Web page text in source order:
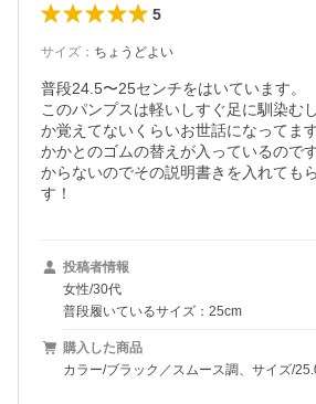
5
サイズ ： ちょうどよい
普段24.5〜25センチをはいています。
このパンプスは軽いしすぐ足に馴染む
か覚えてないくらいお世話になってま
かかとのゴムの替えが入っているので
からないのでその説明書きを入れても
す！
投稿者情報
女性/30代
普段履いているサイズ：25cm
購入した商品
カラー/ブラック／スムース調、サイズ/